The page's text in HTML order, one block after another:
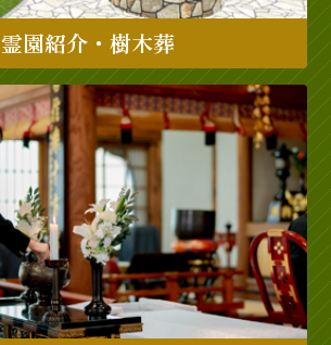
霊園紹介・樹木葬